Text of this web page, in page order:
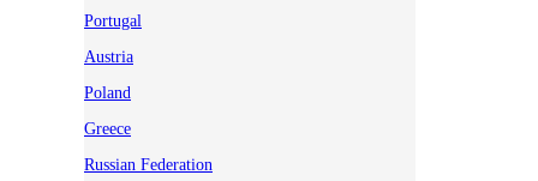
Portugal
Austria
Poland
Greece
Russian Federation